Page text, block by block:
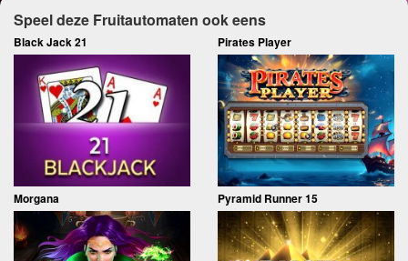
Speel deze Fruitautomaten ook eens
Black Jack 21 Pirates Player
Morgana Pyramid Runner 15